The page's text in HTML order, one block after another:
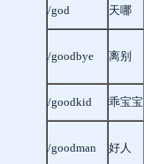
/god 天哪
/goodbye 离别
/goodkid 乖宝宝
/goodman 好人